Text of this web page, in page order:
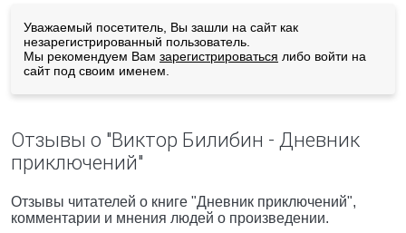
Уважаемый посетитель, Вы зашли на сайт как
незарегистрированный пользователь.
Мы рекомендуем Вам зарегистрироваться либо войти на
сайт под своим именем.
Отзывы о "Виктор Билибин - Дневник
приключений"
Отзывы читателей о книге "Дневник приключений",
комментарии и мнения людей о произведении.